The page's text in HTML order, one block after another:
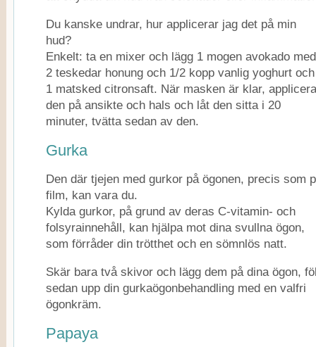
Du kanske undrar, hur applicerar jag det på min
hud?
Enkelt: ta en mixer och lägg 1 mogen avokado med
2 teskedar honung och 1/2 kopp vanlig yoghurt och
1 matsked citronsaft. När masken är klar, applicera
den på ansikte och hals och låt den sitta i 20
minuter, tvätta sedan av den.
Gurka
Den där tjejen med gurkor på ögonen, precis som
film, kan vara du.
Kylda gurkor, på grund av deras C-vitamin- och
folsyrainnehåll, kan hjälpa mot dina svullna ögon,
som förråder din trötthet och en sömnlös natt.
Skär bara två skivor och lägg dem på dina ögon,
sedan upp din gurkaögonbehandling med en valfri
ögonkräm.
Papaya